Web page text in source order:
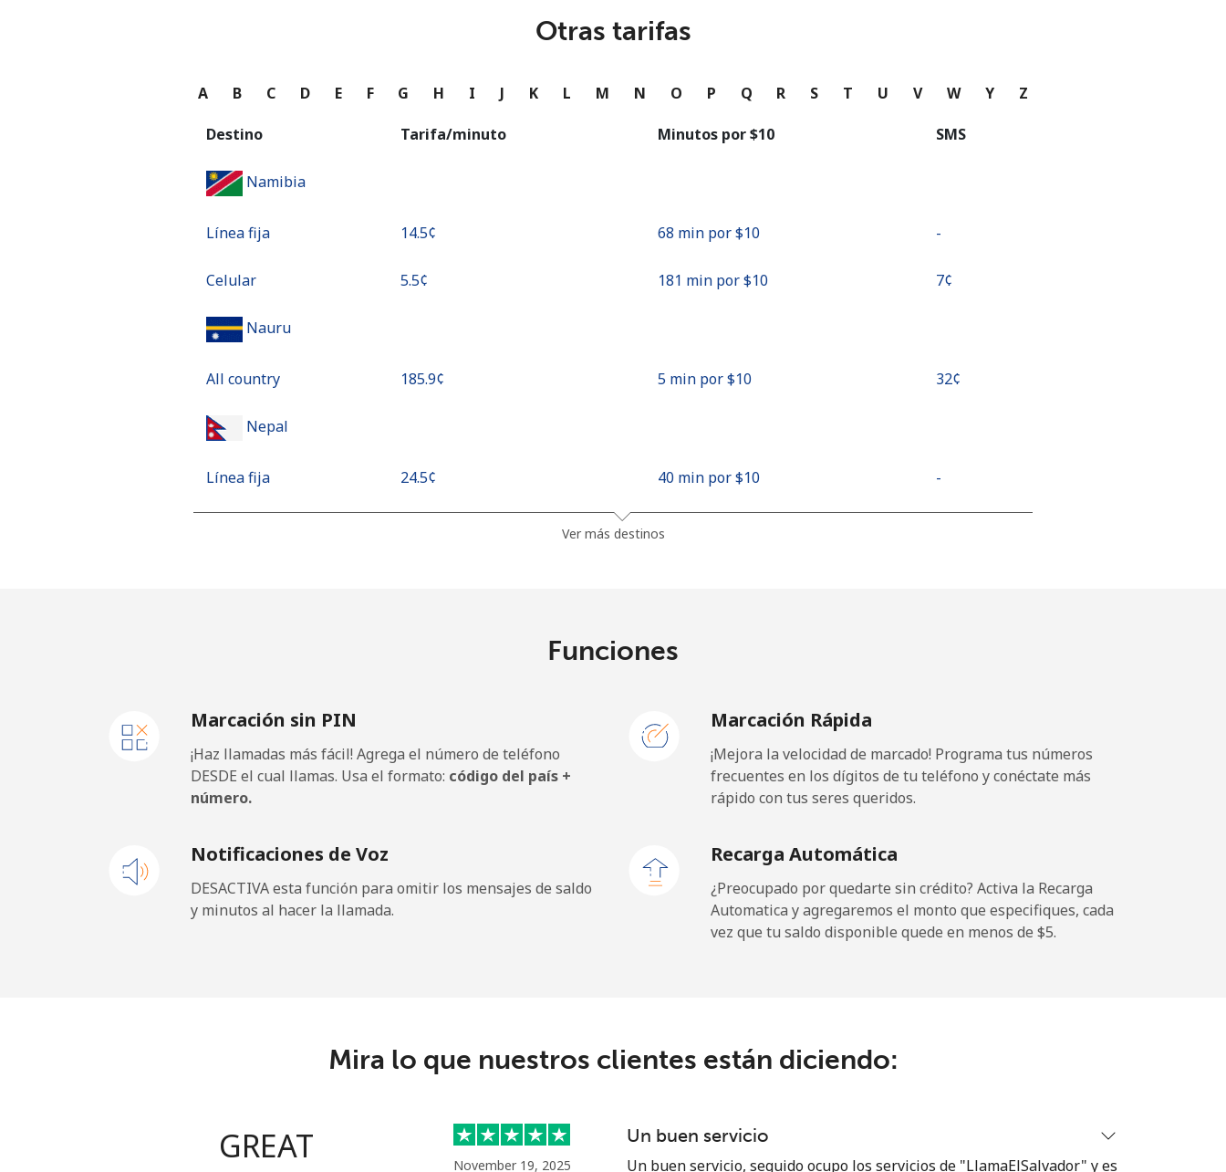
Iniciar Sesión
Continuar con
Otras tarifas
A B C D E F G H I J K L M N O P Q R S T U V W Y Z
Destino Tarifa/minuto Minutos por ⁦$10⁩ SMS
Namibia
Línea fija ⁦14.5¢⁩ 68 min por ⁦$10⁩ -
Celular ⁦5.5¢⁩ 181 min por ⁦$10⁩ ⁦7¢⁩
Nauru
All country ⁦185.9¢⁩ 5 min por ⁦$10⁩ ⁦32¢⁩
Nepal
Línea fija ⁦24.5¢⁩ 40 min por ⁦$10⁩ -
New Caledonia
Línea fija ⁦45.5¢⁩ 21 min por ⁦$10⁩ -
New Zealand
Línea fija 384 min por ⁦$10⁩ -
⁦19.5¢⁩ 51 min por ⁦$10⁩
Niger
Ver más destinos
Funciones
Marcación sin PIN
¡Haz llamadas más fácil! Agrega el número de teléfono
DESDE el cual llamas. Usa el formato: código del país +
número.
Marcación Rápida
¡Mejora la velocidad de marcado! Programa tus números
frecuentes en los dígitos de tu teléfono y conéctate más
rápido con tus seres queridos.
Notificaciones de Voz
DESACTIVA esta función para omitir los mensajes de saldo
y minutos al hacer la llamada.
Recarga Automática
¿Preocupado por quedarte sin crédito? Activa la Recarga
Automatica y agregaremos el monto que especifiques, cada
vez que tu saldo disponible quede en menos de ⁦$5⁩.
Mira lo que nuestros clientes están diciendo:
GREAT
November 19, 2025
Un buen servicio
Un buen servicio, seguido ocupo los servicios de "LlamaElSalvador" y es